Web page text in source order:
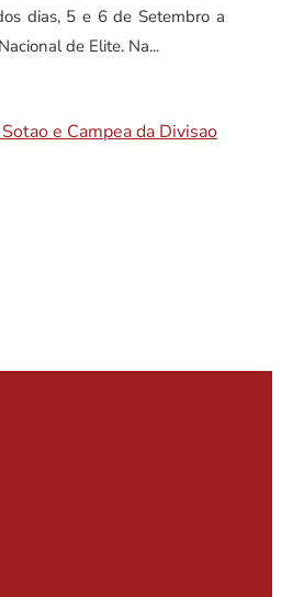
dias, 5 e 6 de Setembro a
de Elite. Na...